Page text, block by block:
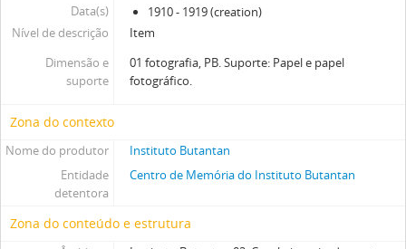
Data(s)
1910 - 1919 (creation)
Nível de descrição
Item
Dimensão e
suporte
01 fotografia, PB. Suporte: Papel e papel
fotográfico.
Zona do contexto
Nome do produtor
Instituto Butantan
Entidade
detentora
Centro de Memória do Instituto Butantan
Zona do conteúdo e estrutura